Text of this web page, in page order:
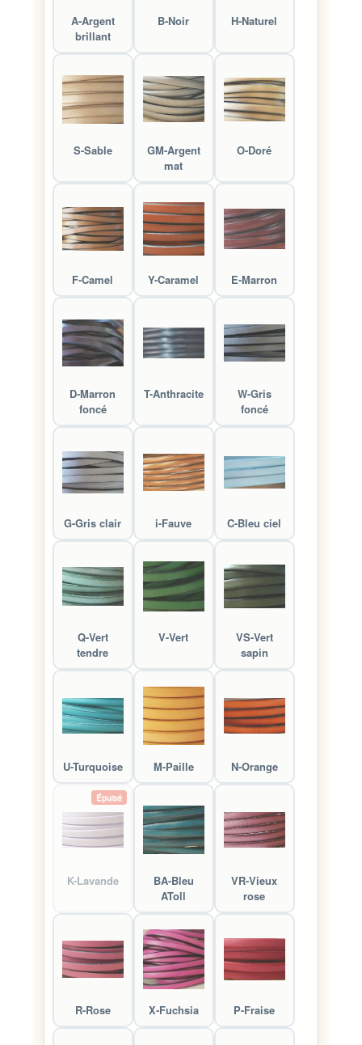
A-Argent
brillant
B-Noir H-Naturel
S-Sable
GM-Argent
mat
O-Doré
F-Camel Y-Caramel E-Marron
D-Marron
foncé
T-Anthracite
W-Gris
foncé
G-Gris clair i-Fauve C-Bleu ciel
Q-Vert
tendre
V-Vert
VS-Vert
sapin
U-Turquoise M-Paille N-Orange
K-Lavande
Épuisé
BA-Bleu
AToll
VR-Vieux
rose
R-Rose X-Fuchsia P-Fraise